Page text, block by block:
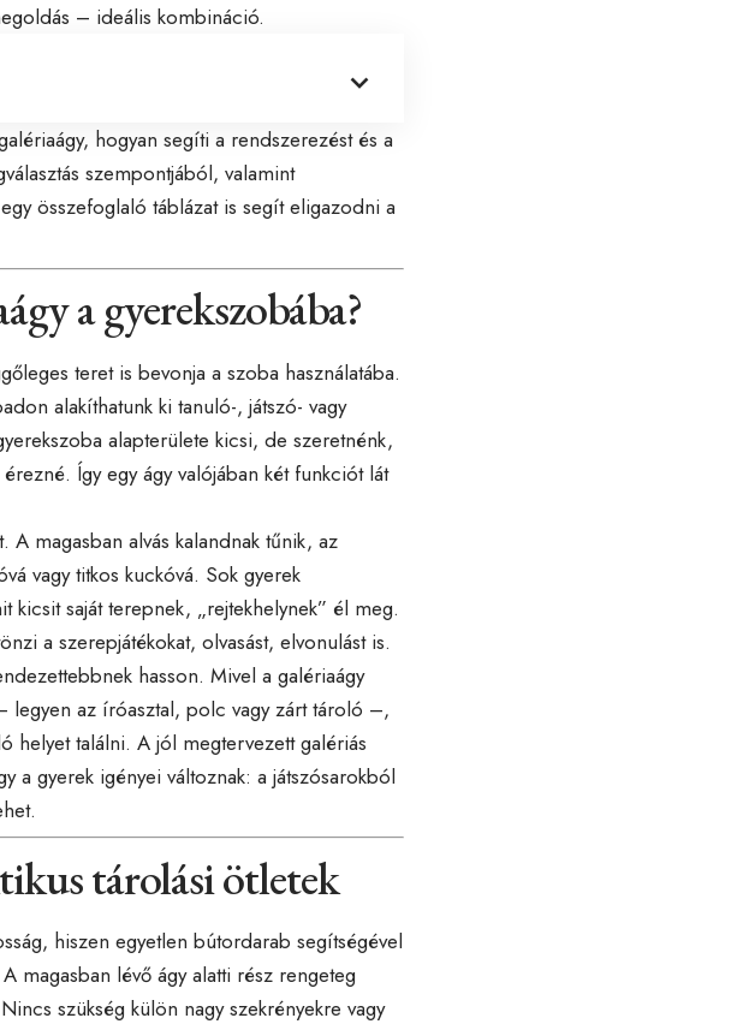
– ideális kombináció.
hogyan segíti a rendszerezést és a
szempontjából, valamint
összefoglaló táblázat is segít eligazodni a
a gyerekszobába?
teret is bevonja a szoba használatába.
alakíthatunk ki tanuló-, játszó- vagy
alapterülete kicsi, de szeretnénk,
Így egy ágy valójában két funkciót lát
A magasban alvás kalandnak tűnik, az
vagy titkos kuckóvá. Sok gyerek
saját terepnek, „rejtekhelynek” él meg.
a szerepjátékokat, olvasást, elvonulást is.
hasson. Mivel a galériaágy
legyen az íróasztal, polc vagy zárt tároló –,
helyet találni. A jól megtervezett galériás
a gyerek igényei változnak: a játszósarokból
tárolási ötletek
hiszen egyetlen bútordarab segítségével
magasban lévő ágy alatti rész rengeteg
szükség külön nagy szekrényekre vagy